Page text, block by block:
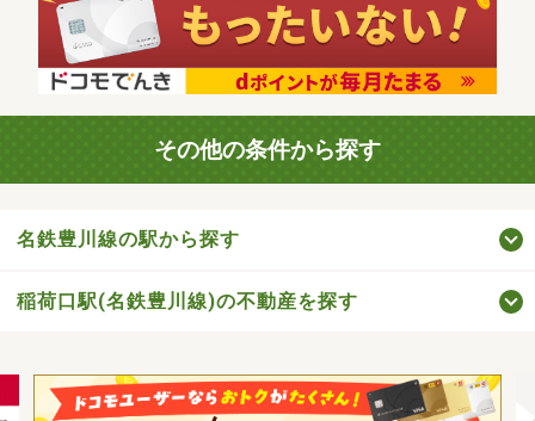
その他の条件から探す
名鉄豊川線の駅から探す
稲荷口駅(名鉄豊川線)の不動産を探す